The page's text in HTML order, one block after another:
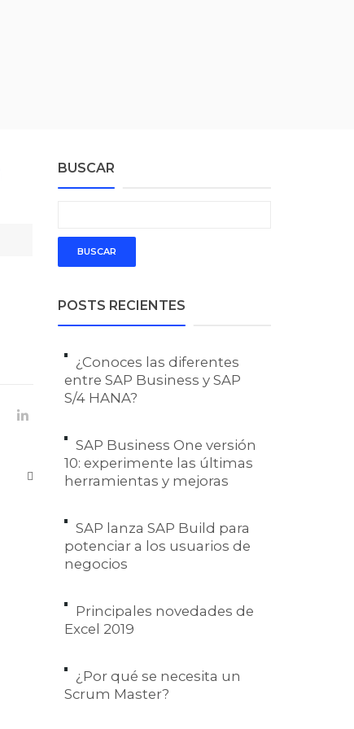
BUSCAR
POSTS RECIENTES
¿Conoces las diferentes
entre SAP Business y SAP
S/4 HANA?
SAP Business One versión
10: experimente las últimas
herramientas y mejoras
SAP lanza SAP Build para
potenciar a los usuarios de
negocios
Principales novedades de
Excel 2019
¿Por qué se necesita un
Scrum Master?